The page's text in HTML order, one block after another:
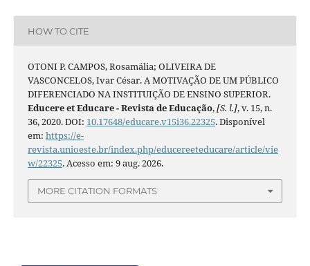
HOW TO CITE
OTONI P. CAMPOS, Rosamália; OLIVEIRA DE
VASCONCELOS, Ivar César. A MOTIVAÇÃO DE UM PÚBLICO
DIFERENCIADO NA INSTITUIÇÃO DE ENSINO SUPERIOR.
Educere et Educare - Revista de Educação,[S. l.], v. 15, n.
36, 2020. DOI: 10.17648/educare.v15i36.22325. Disponível
em: https://e-
revista.unioeste.br/index.php/educereeteducare/article/vie
w/22325. Acesso em: 9 aug. 2026.
MORE CITATION FORMATS